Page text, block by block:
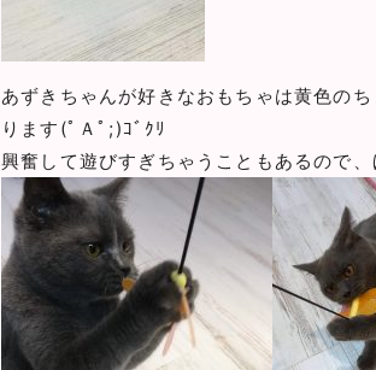
あずきちゃんが好きなおもちゃは黄色の
ります(ﾟＡﾟ;)ｺﾞｸﾘ
興奮して遊びすぎちゃうこともあるので